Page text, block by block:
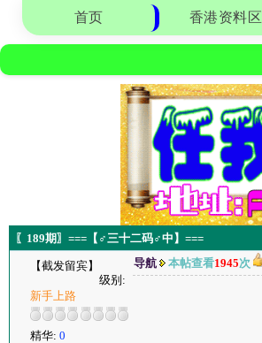
首页 香港资料区
〖189期〗===【♂三十二码♂中】===
【截发留宾】
级别:
新手上路
精华: 0
导航 本帖查看1945次